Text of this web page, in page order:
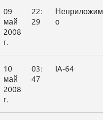
09
май
2008
г.
22:
29
Неприложим
о
10
май
2008
г.
03:
47
IA-64